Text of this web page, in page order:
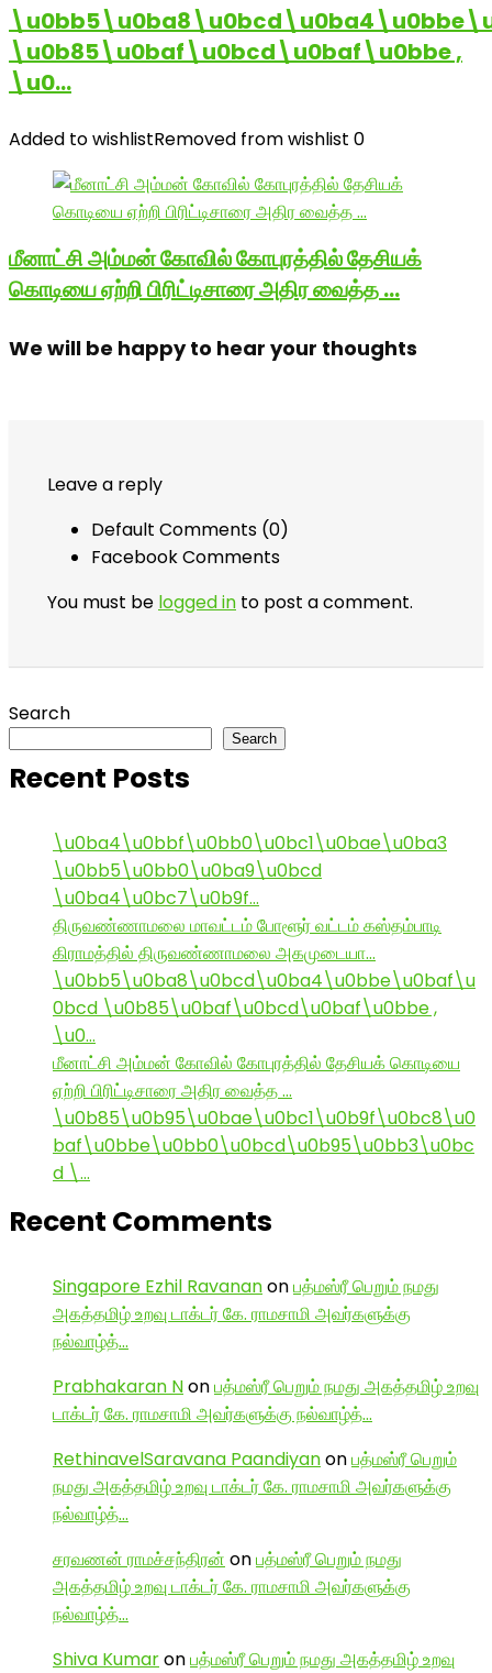
\u0b85\u0baf\u0bcd\u0baf\u0bbe ,
\u0…
Added to wishlistRemoved from wishlist 0
மீனாட்சி அம்மன் கோவில் கோபுரத்தில் தேசியக்
கொடியை ஏற்றி பிரிட்டிசாரை அதிர வைத்த …
We will be happy to hear your thoughts
Leave a reply
Default Comments (0)
Facebook Comments
You must be logged in to post a comment.
Search
Search
Recent Posts
\u0ba4\u0bbf\u0bb0\u0bc1\u0bae\u0ba3
\u0bb5\u0bb0\u0ba9\u0bcd
\u0ba4\u0bc7\u0b9f…
திருவண்ணாமலை மாவட்டம் போளூர் வட்டம் கஸ்தம்பாடி
கிராமத்தில் திருவண்ணாமலை அகமுடையா…
\u0bb5\u0ba8\u0bcd\u0ba4\u0bbe\u0baf\u
0bcd \u0b85\u0baf\u0bcd\u0baf\u0bbe ,
\u0…
மீனாட்சி அம்மன் கோவில் கோபுரத்தில் தேசியக் கொடியை
ஏற்றி பிரிட்டிசாரை அதிர வைத்த …
\u0b85\u0b95\u0bae\u0bc1\u0b9f\u0bc8\u0
baf\u0bbe\u0bb0\u0bcd\u0b95\u0bb3\u0bc
d \…
Recent Comments
Singapore Ezhil Ravananonபத்மஸ்ரீ பெறும் நமது
அகத்தமிழ் உறவு டாக்டர் கே. ராமசாமி அவர்களுக்கு
நல்வாழ்த்…
Prabhakaran Nonபத்மஸ்ரீ பெறும் நமது அகத்தமிழ் உறவு
டாக்டர் கே. ராமசாமி அவர்களுக்கு நல்வாழ்த்…
RethinavelSaravana Paandiyanonபத்மஸ்ரீ பெறும்
நமது அகத்தமிழ் உறவு டாக்டர் கே. ராமசாமி அவர்களுக்கு
நல்வாழ்த்…
சரவணன் ராமச்சந்திரன் onபத்மஸ்ரீ பெறும் நமது
அகத்தமிழ் உறவு டாக்டர் கே. ராமசாமி அவர்களுக்கு
நல்வாழ்த்…
Shiva Kumaronபத்மஸ்ரீ பெறும் நமது அகத்தமிழ் உறவு